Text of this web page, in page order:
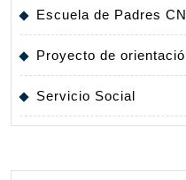
Escuela de Padres
Proyecto de
Servicio Social